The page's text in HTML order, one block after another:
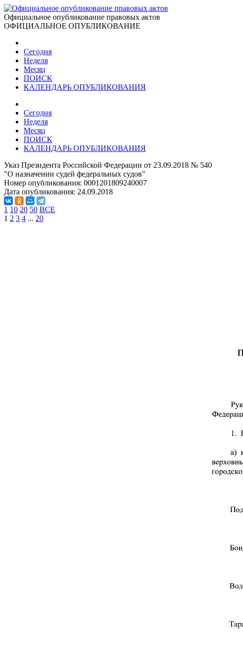
Официальное опубликование правовых актов
ОФИЦИАЛЬНОЕ ОПУБЛИКОВАНИЕ
Сегодня
Неделя
Месяц
ПОИСК
КАЛЕНДАРЬ ОПУБЛИКОВАНИЯ
Сегодня
Неделя
Месяц
ПОИСК
КАЛЕНДАРЬ ОПУБЛИКОВАНИЯ
Указ Президента Российской Федерации от 23.09.2018 № 540
"О назначении судей федеральных судов"
Номер опубликования: 0001201809240007
Дата опубликования: 24.09.2018
1 10 20 50 ВСЕ
1 2 3 4 ... 20